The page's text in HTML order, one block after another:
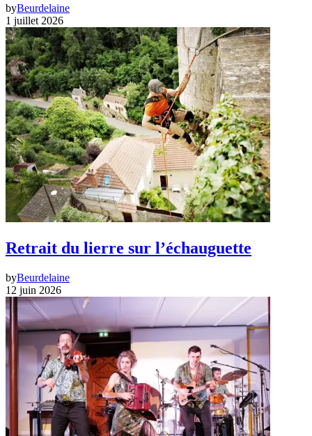
byBeurdelaine
1 juillet 2026
Retrait du lierre sur l’échauguette
byBeurdelaine
12 juin 2026